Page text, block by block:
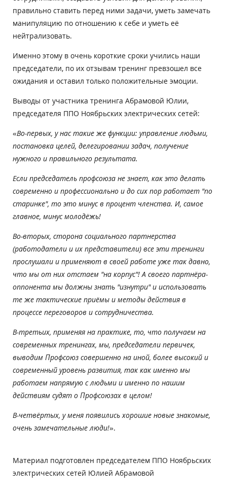
правильно ставить перед ними задачи, уметь замечать
манипуляцию по отношению к себе и уметь её
нейтрализовать.
Именно этому в очень короткие сроки учились наши
председатели, по их отзывам тренинг превзошел все
ожидания и оставил только положительные эмоции.
Выводы от участника тренинга Абрамовой Юлии,
председателя ППО Ноябрьских электрических сетей:
«Во-первых, у нас такие же функции: управление людьми,
постановка целей, делегировании задач, получение
нужного и правильного результата.
Если председатель профсоюза не знает, как это делать
современно и профессионально и до сих пор работает "по
старинке", то это минус в процент членства. И, самое
главное, минус молодёжь!
Во-вторых, сторона социального партнерства
(работодатели и их представители) все эти тренинги
прослушали и применяют в своей работе уже так давно,
что мы от них отстаем "на корпус"! А своего партнёра-
оппонента мы должны знать "изнутри" и использовать
те же тактические приёмы и методы действия в
процессе переговоров и сотрудничества.
В-третьих, применяя на практике, то, что получаем на
современных тренингах, мы, председатели первичек,
выводим Профсоюз совершенно на иной, более высокий и
современный уровень развития, так как именно мы
работаем напрямую с людьми и именно по нашим
действиям судят о Профсоюзах в целом!
В-четвёртых, у меня появились хорошие новые знакомые,
очень замечательные люди!».
Материал подготовлен председателем ППО Ноябрьских
электрических сетей Юлией Абрамовой